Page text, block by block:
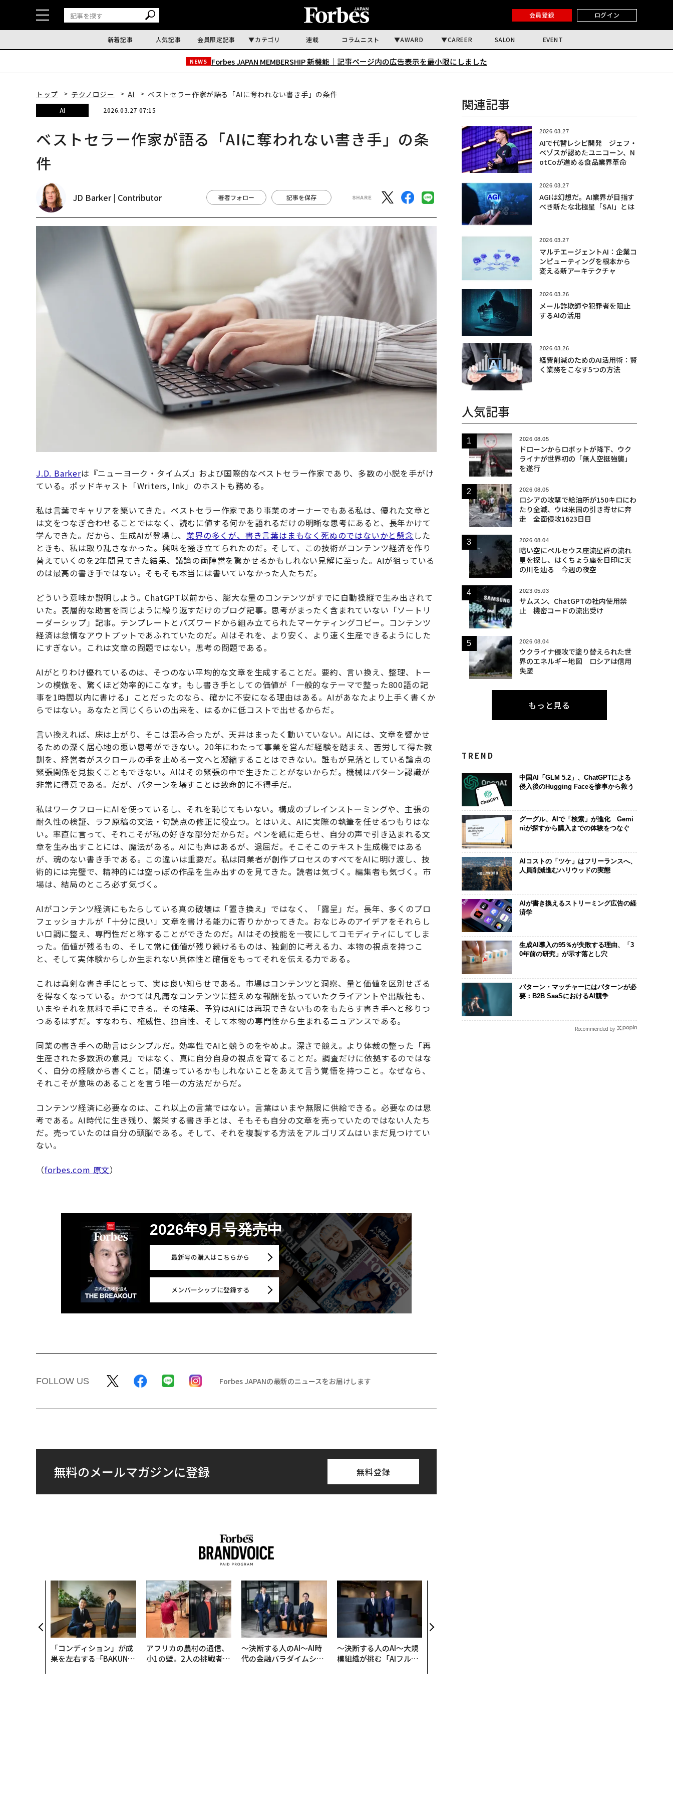
会員登録 ログイン
新着記事 人気記事 会員限定記事 カテゴリ 連載 コラムニスト AWARD CAREER SALON EVENT
NEWS Forbes JAPAN MEMBERSHIP 新機能｜ 記事ページ内の広告表示を最小限にしました
トップ テクノロジー AI ベストセラー作家が語る「AIに奪われない書き手」の条件
AI 2026.03.27 07:15
ベストセラー作家が語る「AIに奪われない書き手」の条
件
JD Barker | Contributor 著者フォロー 記事を保存
J.D. Barkerは『ニューヨーク・タイムズ』および国際的なベストセラー作家であり、多数の小説を手がけ
ている。ポッドキャスト「Writers, Ink」のホストも務める。
私は言葉でキャリアを築いてきた。ベストセラー作家であり事業のオーナーでもある私は、優れた文章と
は文をつなぎ合わせることではなく、読むに値する何かを語れるだけの明晰な思考にあると、長年かけて
学んできた。だから、生成AIが登場し、業界の多くが、書き言葉はまもなく死ぬのではないかと懸念 した
ときも、私は取り乱さなかった。興味を掻き立てられたのだ。そして、この技術がコンテンツ経済を作り
替えていくのを2年間見てきた結果、議論の両陣営を驚かせるかもしれない見解に至った。AIが狙っている
のは最高の書き手ではない。そもそも本当には書いていなかった人たちだ。
どういう意味か説明しよう。ChatGPT以前から、膨大な量のコンテンツがすでに自動操縦で生み出されて
いた。表層的な助言を同じように繰り返すだけのブログ記事。思考がまったく含まれていない「ソートリ
ーダーシップ」記事。テンプレートとバズワードから組み立てられたマーケティングコピー。コンテンツ
経済は怠惰なアウトプットであふれていたのだ。AIはそれを、より安く、より速く生産できるようにした
にすぎない。これは文章の問題ではない。思考の問題である。
AIがとりわけ優れているのは、そつのない平均的な文章を生成することだ。要約、言い換え、整理、トー
ンの模倣を、驚くほど効率的にこなす。もし書き手としての価値が「一般的なテーマで整った800語の記
事を1時間以内に書ける」ことだったのなら、確かに不安になる理由はある。AIがあなたより上手く書くか
らではない。あなたと同じくらいの出来を、はるかに低コストで出せるからだ。
言い換えれば、床は上がり、そこは混み合ったが、天井はまったく動いていない。AIには、文章を響かせ
るための深く居心地の悪い思考ができない。20年にわたって事業を営んだ経験を踏まえ、苦労して得た教
訓を、経営者がスクロールの手を止める一文へと凝縮することはできない。誰もが見落としている論点の
緊張関係を見抜くこともできない。AIはその緊張の中で生きたことがないからだ。機械はパターン認識が
非常に得意である。だが、パターンを壊すことは致命的に不得手だ。
私はワークフローにAIを使っているし、それを恥じてもいない。構成のブレインストーミングや、主張の
耐久性の検証、ラフ原稿の文法・句読点の修正に役立つ。とはいえ、AIに実際の執筆を任せるつもりはな
い。率直に言って、それこそが私の好きな部分だからだ。ペンを紙に走らせ、自分の声で引き込まれる文
章を生み出すことには、魔法がある。AIにも声はあるが、退屈だ。そこそこのテキスト生成機ではある
が、魂のない書き手である。この違いは重要だ。私は同業者が創作プロセスのすべてをAIに明け渡し、技
術的には完璧で、精神的には空っぽの作品を生み出すのを見てきた。読者は気づく。編集者も気づく。市
場は、結局のところ必ず気づく。
AIがコンテンツ経済にもたらしている真の破壊は「置き換え」ではなく、「露呈」だ。長年、多くのプロ
フェッショナルが「十分に良い」文章を書ける能力に寄りかかってきた。おなじみのアイデアをそれらし
い口調に整え、専門性だと称することができたのだ。AIはその技能を一夜にしてコモディティにしてしま
った。価値が残るもの、そして常に価値が残り続けるものは、独創的に考える力、本物の視点を持つこ
と、そして実体験からしか生まれない具体性と確信をもってそれを伝える力である。
これは真剣な書き手にとって、実は良い知らせである。市場はコンテンツと洞察、量と価値を区別せざる
を得なくなっている。かつては凡庸なコンテンツに控えめな報酬を払っていたクライアントや出版社も、
いまやそれを無料で手にできる。その結果、予算はAIには再現できないものをもたらす書き手へと移りつ
つあるはずだ。すなわち、権威性、独自性、そして本物の専門性から生まれるニュアンスである。
同業の書き手への助言はシンプルだ。効率性でAIと競うのをやめよ。深さで競え。より体裁の整った「再
生産された多数派の意見」ではなく、真に自分自身の視点を育てることだ。調査だけに依拠するのではな
く、自分の経験から書くこと。間違っているかもしれないことをあえて言う覚悟を持つこと。なぜなら、
それこそが意味のあることを言う唯一の方法だからだ。
コンテンツ経済に必要なのは、これ以上の言葉ではない。言葉はいまや無限に供給できる。必要なのは思
考である。AI時代に生き残り、繁栄する書き手とは、そもそも自分の文章を売っていたのではない人たち
だ。売っていたのは自分の頭脳である。そして、それを複製する方法をアルゴリズムはいまだ見つけてい
ない。
（forbes.com 原文）
2026年9月号発売中
最新号の購入はこちらから
メンバーシップに登録する
FOLLOW US Forbes JAPANの最新のニュースをお届けします
無料のメールマガジンに登録 無料登録
「コンディション」が成
果を左右する――「BAKUN
アフリカの農村の通信、
小1の壁。2人の挑戦者が
〜決断する人のAI〜AI時
代の金融パラダイムシフ
〜決断する人のAI〜大規
模組織が挑む「AIフル実
関連記事
2026.03.27
AIで代替レシピ開発 ジェフ・
ベゾスが認めたユニコーン、N
otCoが進める食品業界革命
2026.03.27
AGIは幻想だ。AI業界が目指す
べき新たな北極星「SAI」とは
2026.03.27
マルチエージェントAI：企業コ
ンピューティングを根本から
変える新アーキテクチャ
2026.03.26
メール詐欺師や犯罪者を阻止
するAIの活用
2026.03.26
経費削減のためのAI活用術：賢
く業務をこなす5つの方法
人気記事
2026.08.05
ドローンからロボットが降下、ウク
ライナが世界初の「無人空挺強襲」
を遂行
2026.08.05
ロシアの攻撃で給油所が150キロにわ
たり全滅、ウは米国の引き寄せに奔
走 全面侵攻1623日目
2026.08.04
暗い空にペルセウス座流星群の流れ
星を探し、はくちょう座を目印に天
の川を辿る 今週の夜空
2023.05.03
サムスン、ChatGPTの社内使用禁
止 機密コードの流出受け
2026.08.04
ウクライナ侵攻で塗り替えられた世
界のエネルギー地図 ロシアは信用
失墜
もっと見る
TREND
中国AI「GLM 5.2」、ChatGPTによる
侵入後のHugging Faceを惨事から救う
グーグル、AIで「検索」が進化 Gemi
niが探すから購入までの体験をつなぐ
AIコストの「ツケ」はフリーランスへ、
人員削減進むハリウッドの実態
AIが書き換えるストリーミング広告の経
済学
生成AI導入の95％が失敗する理由、「3
0年前の研究」が示す落とし穴
パターン・マッチャーにはパターンが必
要：B2B SaaSにおけるAI競争
Recommended by